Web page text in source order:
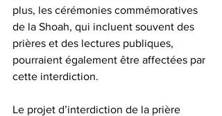
plus, les cérémonies commémoratives
de la Shoah, qui incluent souvent des
prières et des lectures publiques,
pourraient également être affectées par
cette interdiction.
Le projet d’interdiction de la prière